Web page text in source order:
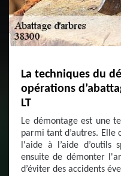
La techniques du
opérations
LT
Le démontage est une
parmi tant d’autres. Elle
l'aide à l’aide d’outils
ensuite de démonter
d’éviter des accidents